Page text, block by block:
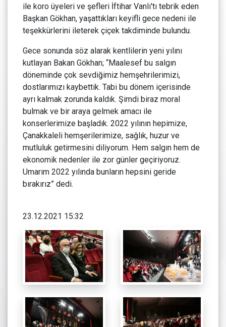
ile koro üyeleri ve şefleri İftihar Vanlı'tı tebrik eden
Başkan Gökhan, yaşattıkları keyifli gece nedeni ile
teşekkürlerini ileterek çiçek takdiminde bulundu.
Gece sonunda söz alarak kentlilerin yeni yılını
kutlayan Bakan Gökhan; “Maalesef bu salgın
döneminde çok sevdiğimiz hemşehrilerimizi,
dostlarımızı kaybettik. Tabi bu dönem içerisinde
ayrı kalmak zorunda kaldık. Şimdi biraz moral
bulmak ve bir araya gelmek amacı ile
konserlerimize başladık. 2022 yılının hepimize,
Çanakkaleli hemşerilerimize, sağlık, huzur ve
mutluluk getirmesini diliyorum. Hem salgın hem de
ekonomik nedenler ile zor günler geçiriyoruz.
Umarım 2022 yılında bunların hepsini geride
bırakırız” dedi.
23.12.2021 15:32